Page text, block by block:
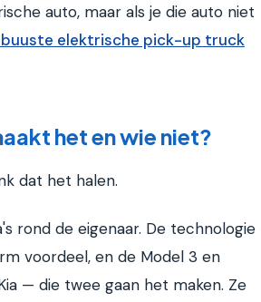
auto, maar als je die auto niet
elektrische pick-up truck
het en wie niet?
dat het halen.
rond de eigenaar. De technologie
voordeel, en de Model 3 en
— die twee gaan het maken. Ze